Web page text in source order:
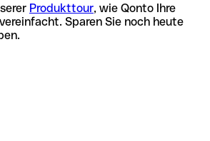
Produkttour, wie Qonto Ihre
Sparen Sie noch heute